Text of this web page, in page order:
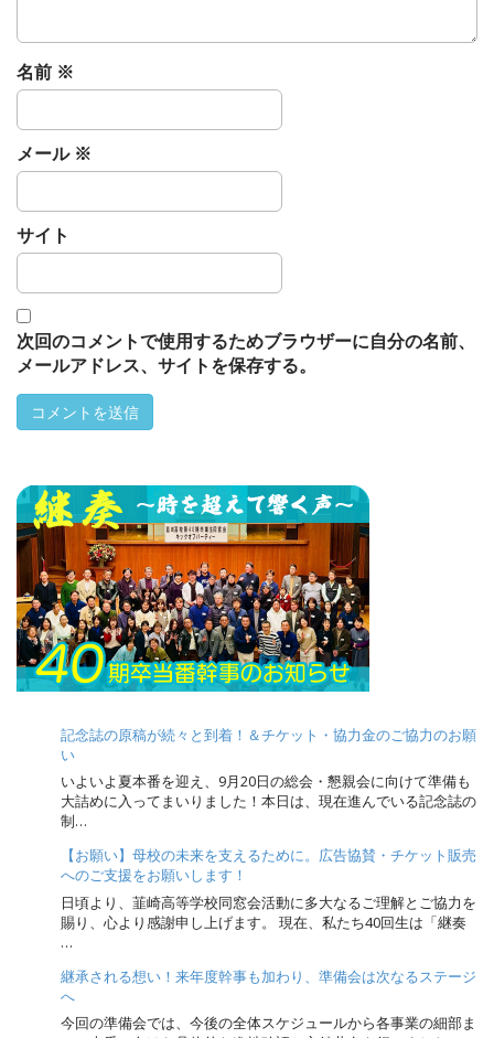
名前 ※
メール ※
サイト
次回のコメントで使用するためブラウザーに自分の名前、
メールアドレス、サイトを保存する。
記念誌の原稿が続々と到着！＆チケット・協力金のご協力のお願
い
いよいよ夏本番を迎え、9月20日の総会・懇親会に向けて準備も
大詰めに入ってまいりました！本日は、現在進んでいる記念誌の
制…
【お願い】母校の未来を支えるために。広告協賛・チケット販売
へのご支援をお願いします！
日頃より、韮崎高等学校同窓会活動に多大なるご理解とご協力を
賜り、心より感謝申し上げます。 現在、私たち40回生は「継奏
…
継承される想い！来年度幹事も加わり、準備会は次なるステージ
へ
今回の準備会では、今後の全体スケジュールから各事業の細部ま